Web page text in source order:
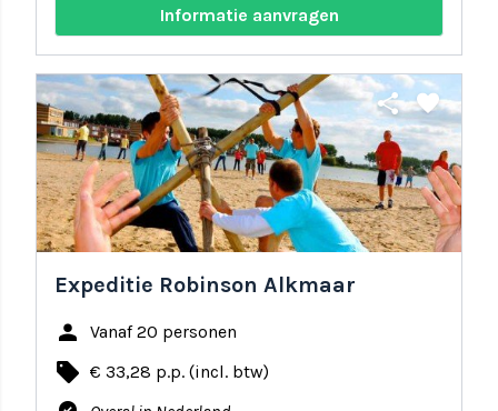
Informatie aanvragen
share favorite
Expeditie Robinson Alkmaar
person Vanaf 20 personen
local_offer € 33,28 p.p. (incl. btw)